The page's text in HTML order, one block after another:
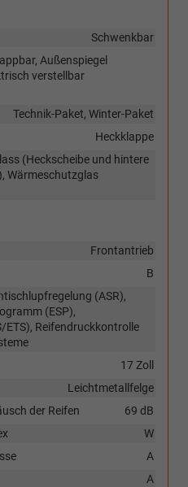
Schwenkbar
Außenspiegel
verstellbar
Technik-Paket, Winter-Paket
Heckklappe
(Heckscheibe und hintere
Wärmeschutzglas
Frontantrieb
B
(ASR),
(ESP),
Reifendruckkontrolle
17 Zoll
Leichtmetallfelge
69 dB
der Reifen
W
A
A